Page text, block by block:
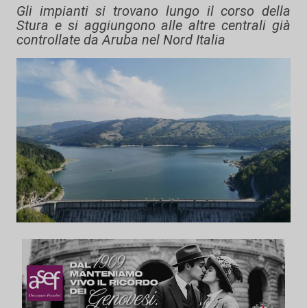
Gli impianti si trovano lungo il corso della
Stura e si aggiungono alle altre centrali già
controllate da Aruba nel Nord Italia